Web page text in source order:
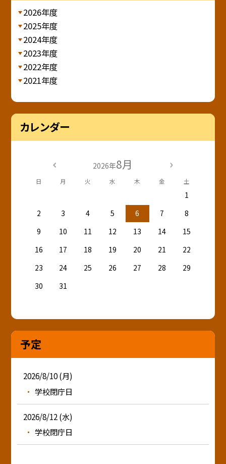
2026年度
2025年度
2024年度
2023年度
2022年度
2021年度
カレンダー
2026年8月
日 月 火 水 木 金 土
1
2
3 4 5 6 7
8
9
10 11 12 13 14
15
16
17 18 19 20 21
22
23
24 25 26 27 28
29
30
31
予定
2026/8/10 (月)
学校閉庁日
2026/8/12 (水)
学校閉庁日